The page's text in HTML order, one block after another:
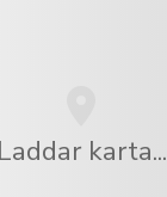
Laddar karta...